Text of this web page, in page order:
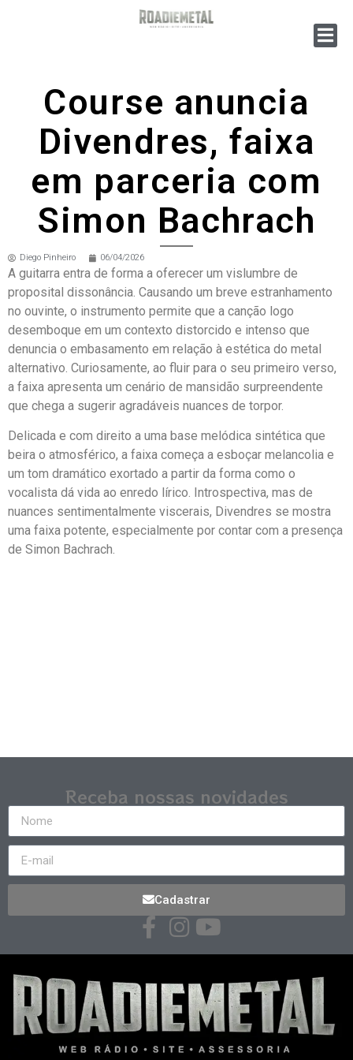
Course anuncia
Divendres, faixa
em parceria com
Simon Bachrach
Diego Pinheiro 06/04/2026
A guitarra entra de forma a oferecer um vislumbre de
proposital dissonância. Causando um breve estranhamento
no ouvinte, o instrumento permite que a canção logo
desemboque em um contexto distorcido e intenso que
denuncia o embasamento em relação à estética do metal
alternativo. Curiosamente, ao fluir para o seu primeiro verso,
a faixa apresenta um cenário de mansidão surpreendente
que chega a sugerir agradáveis nuances de torpor.
Delicada e com direito a uma base melódica sintética que
beira o atmosférico, a faixa começa a esboçar melancolia e
um tom dramático exortado a partir da forma como o
vocalista dá vida ao enredo lírico. Introspectiva, mas de
nuances sentimentalmente viscerais, Divendres se mostra
uma faixa potente, especialmente por contar com a presença
de Simon Bachrach.
Receba nossas novidades
Cadastrar